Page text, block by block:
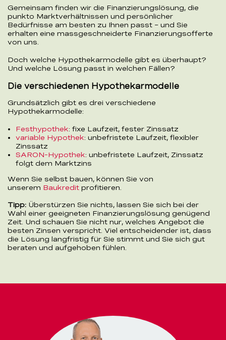
Gemeinsam finden wir die Finanzierungslösung, die
punkto Marktverhältnissen und persönlicher
Bedürfnisse am besten zu Ihnen passt – und Sie
erhalten eine massgeschneiderte Finanzierungsofferte
von uns.
Doch welche Hypothekarmodelle gibt es überhaupt?
Und welche Lösung passt in welchen Fällen?
Die verschiedenen Hypothekarmodelle
Grundsätzlich gibt es drei verschiedene
Hypothekarmodelle:
Festhypothek: fixe Laufzeit, fester Zinssatz
variable Hypothek: unbefristete Laufzeit, flexibler
Zinssatz
SARON-Hypothek: unbefristete Laufzeit, Zinssatz
folgt dem Marktzins
Wenn Sie selbst bauen, können Sie von
unserem Baukredit profitieren.
Tipp: Überstürzen Sie nichts, lassen Sie sich bei der
Wahl einer geeigneten Finanzierungslösung genügend
Zeit. Und schauen Sie nicht nur, welches Angebot die
besten Zinsen verspricht. Viel entscheidender ist, dass
die Lösung langfristig für Sie stimmt und Sie sich gut
beraten und aufgehoben fühlen.